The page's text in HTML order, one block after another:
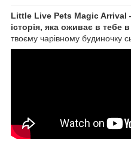
Little Live Pets Magic Arrival
історія, яка оживає в тебе
твоєму чарівному будиночку